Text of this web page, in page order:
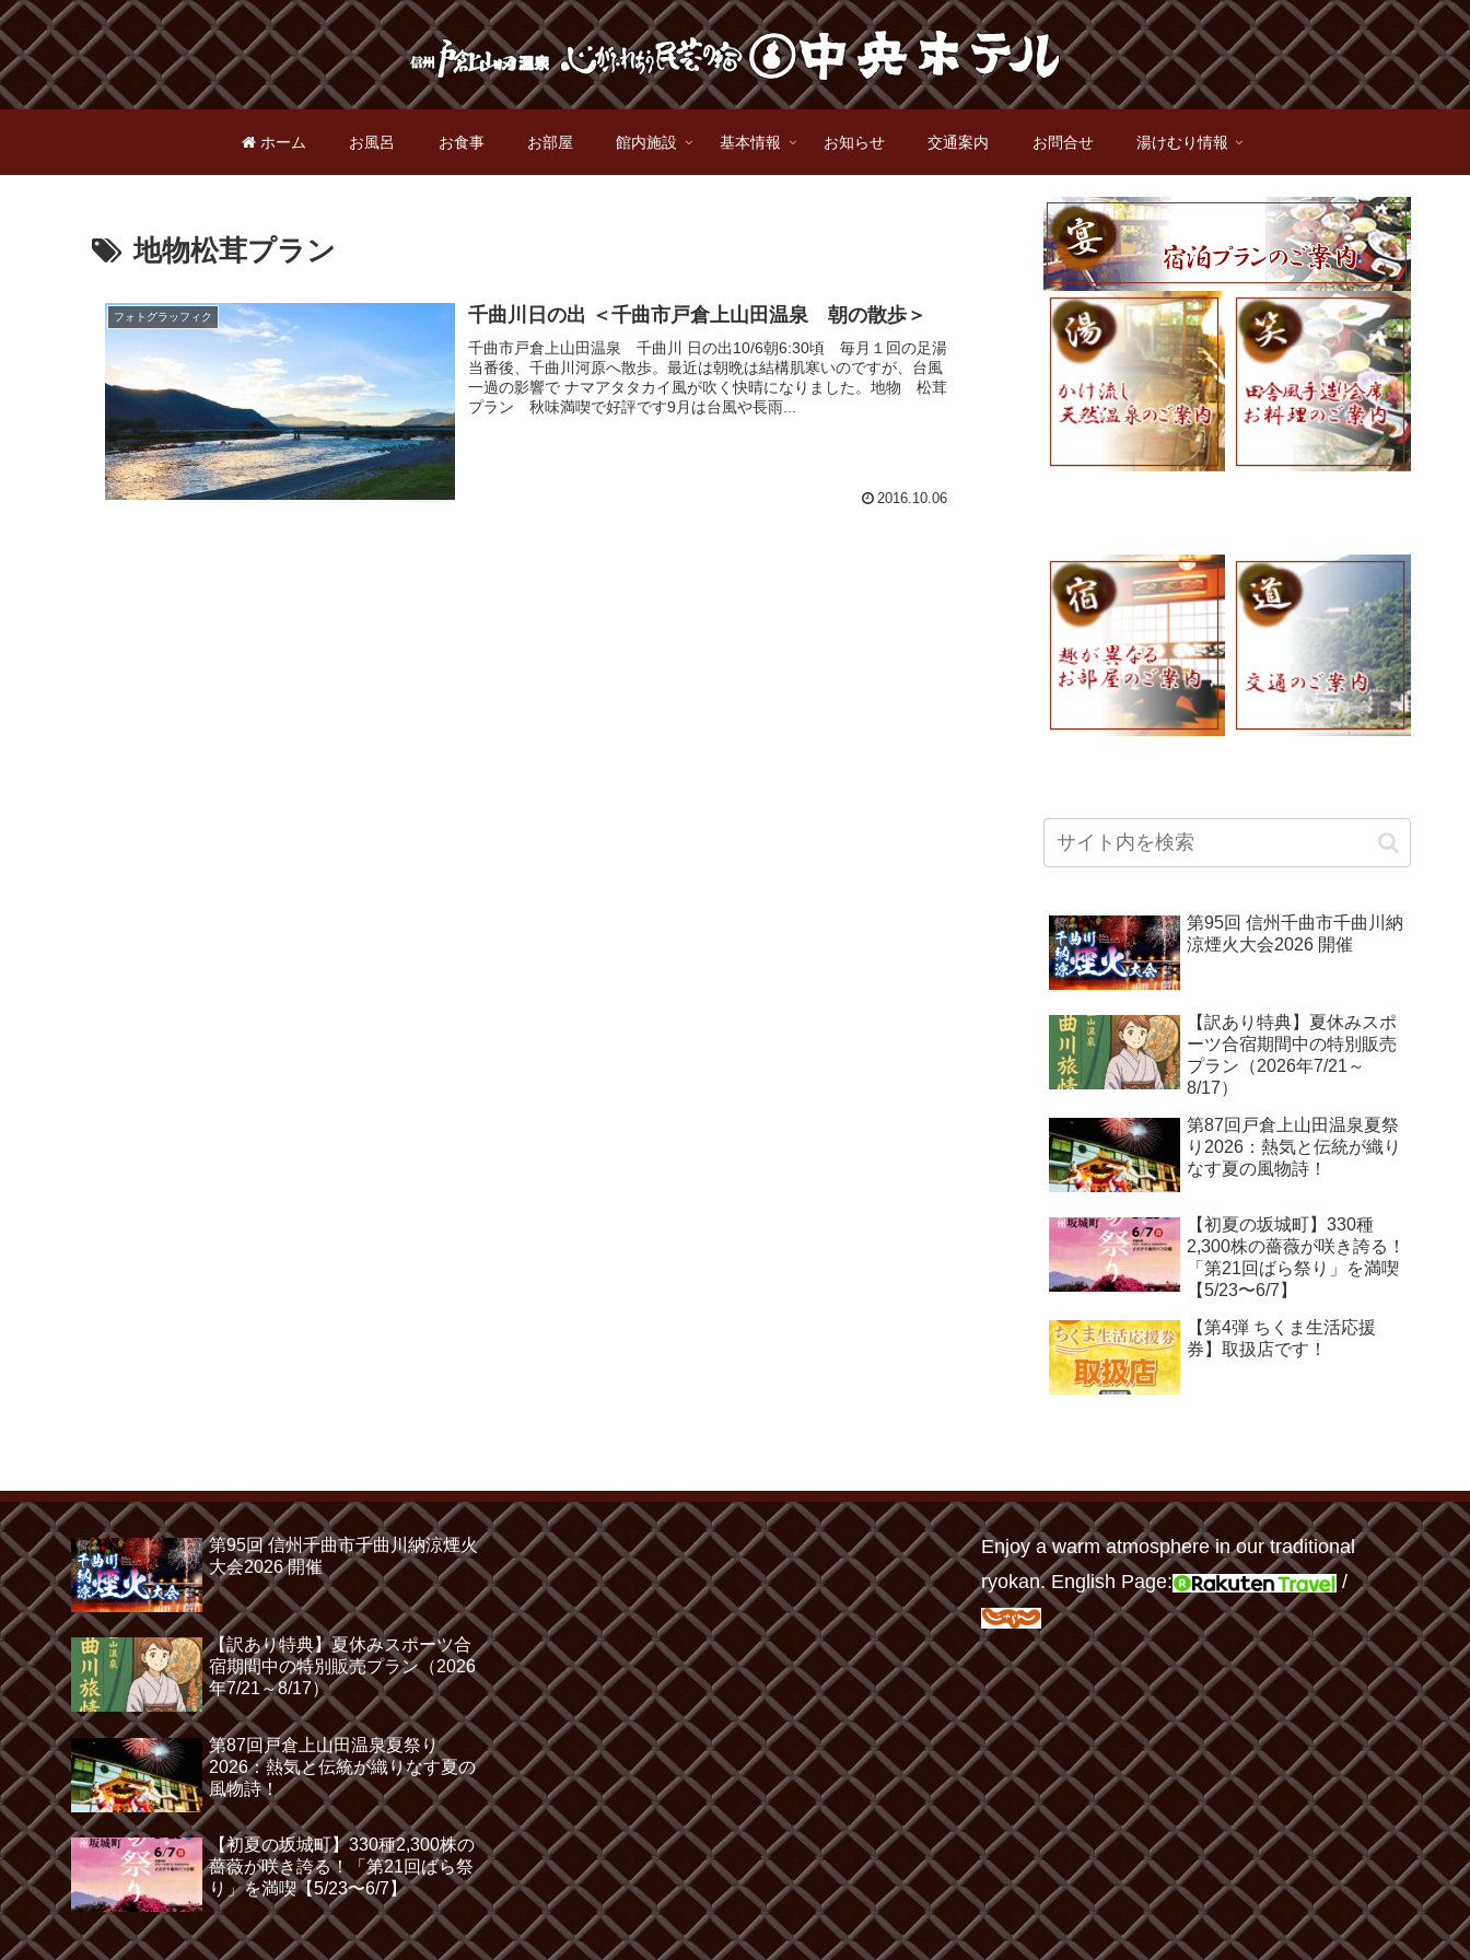
ホーム お風呂 お食事 お部屋 館内施設 基本情報 お知らせ 交通案内 お問合せ 湯けむり情報
地物松茸プラン
フォトグラッフィク 千曲川日の出 ＜千曲市戸倉上山田温泉 朝の散歩＞
千曲市戸倉上山田温泉 千曲川 日の出10/6朝6:30頃 毎月１回の足湯
当番後、千曲川河原へ散歩。最近は朝晩は結構肌寒いのですが、台風
一過の影響で ナマアタタカイ風が吹く快晴になりました。地物 松茸
プラン 秋味満喫で好評です9月は台風や長雨...
2016.10.06
第95回 信州千曲市千曲川納
涼煙火大会2026 開催
【訳あり特典】夏休みスポ
ーツ合宿期間中の特別販売
プラン（2026年7/21～
8/17）
第87回戸倉上山田温泉夏祭
り2026：熱気と伝統が織り
なす夏の風物詩！
【初夏の坂城町】330種
2,300株の薔薇が咲き誇る！
「第21回ばら祭り」を満喫
【5/23〜6/7】
【第4弾 ちくま生活応援
券】取扱店です！
第95回 信州千曲市千曲川納涼煙火
大会2026 開催
【訳あり特典】夏休みスポーツ合
宿期間中の特別販売プラン（2026
年7/21～8/17）
第87回戸倉上山田温泉夏祭り
2026：熱気と伝統が織りなす夏の
風物詩！
【初夏の坂城町】330種2,300株の
薔薇が咲き誇る！「第21回ばら祭
り」を満喫【5/23〜6/7】
Enjoy a warm atmosphere in our traditional
ryokan. English Page:
/